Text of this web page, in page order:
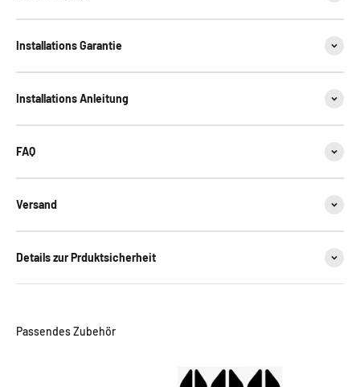
Installations Garantie
Installations Anleitung
FAQ
Versand
Details zur Prduktsicherheit
Passendes Zubehör